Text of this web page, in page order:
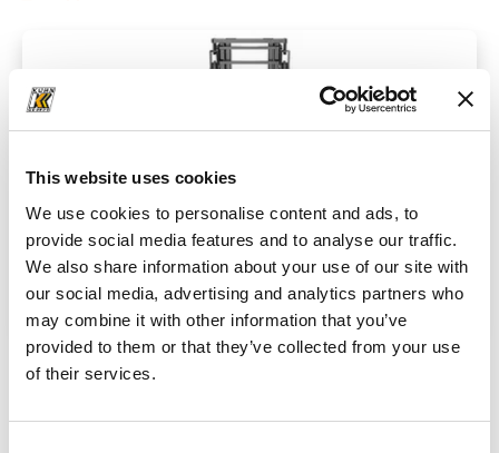
This website uses cookies
We use cookies to personalise content and ads, to
provide social media features and to analyse our traffic.
We also share information about your use of our site with
our social media, advertising and analytics partners who
may combine it with other information that you’ve
provided to them or that they’ve collected from your use
of their services.